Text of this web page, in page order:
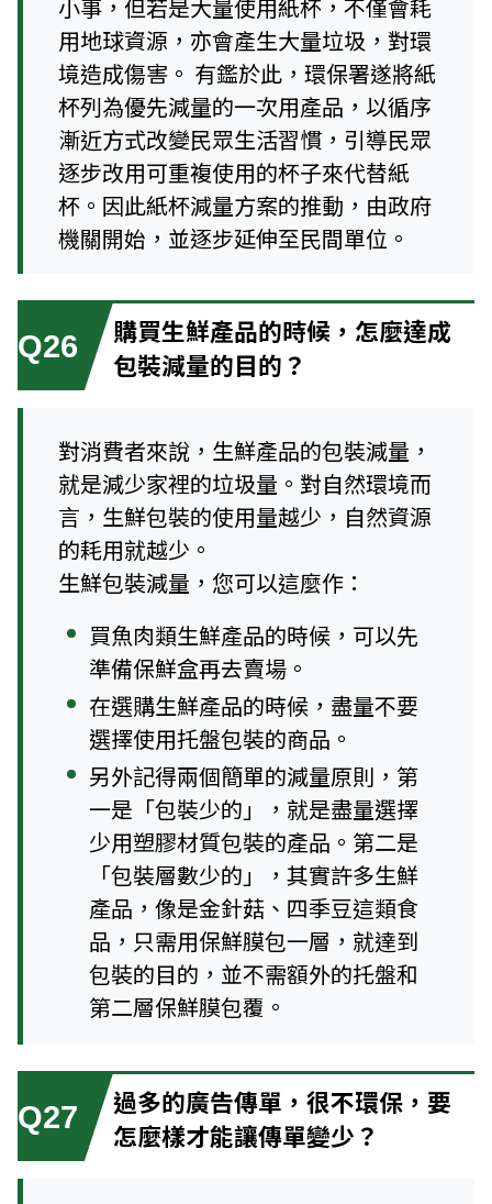
小事，但若是大量使用紙杯，不僅會耗
用地球資源，亦會產生大量垃圾，對環
境造成傷害。 有鑑於此，環保署遂將紙
杯列為優先減量的一次用產品，以循序
漸近方式改變民眾生活習慣，引導民眾
逐步改用可重複使用的杯子來代替紙
杯。因此紙杯減量方案的推動，由政府
機關開始，並逐步延伸至民間單位。
Q26
購買生鮮產品的時候，怎麼達成
包裝減量的目的？
對消費者來說，生鮮產品的包裝減量，
就是減少家裡的垃圾量。對自然環境而
言，生鮮包裝的使用量越少，自然資源
的耗用就越少。
生鮮包裝減量，您可以這麼作：
買魚肉類生鮮產品的時候，可以先
準備保鮮盒再去賣場。
在選購生鮮產品的時候，盡量不要
選擇使用托盤包裝的商品。
另外記得兩個簡單的減量原則，第
一是「包裝少的」，就是盡量選擇
少用塑膠材質包裝的產品。第二是
「包裝層數少的」，其實許多生鮮
產品，像是金針菇、四季豆這類食
品，只需用保鮮膜包一層，就達到
包裝的目的，並不需額外的托盤和
第二層保鮮膜包覆。
Q27
過多的廣告傳單，很不環保，要
怎麼樣才能讓傳單變少？